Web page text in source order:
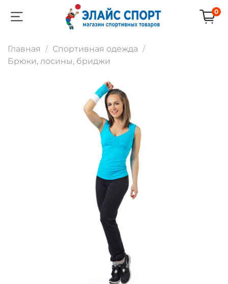
0
Главная
Спортивная одежда
Брюки, лосины, бриджи